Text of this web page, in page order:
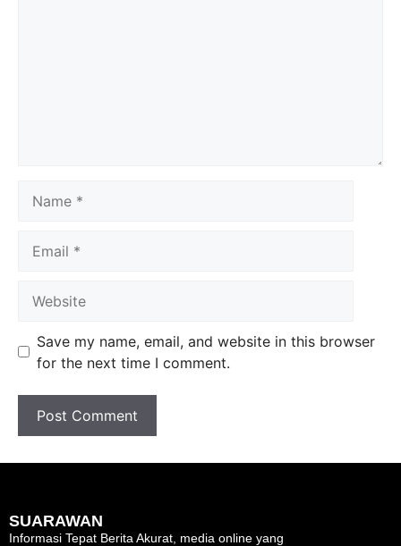
Save my name, email, and website in this browser
for the next time I comment.
SUARAWAN
Informasi Tepat Berita Akurat, media online yang